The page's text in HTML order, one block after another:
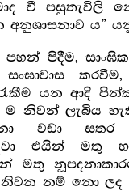
වී පසුතැවිලි
ය”
පිදීම, සාංඝික
යන ආදි
ම නිවන් ලැබිය
වඩා සතර
එයින් මතු
මතු
නිවන නම් නො ලද